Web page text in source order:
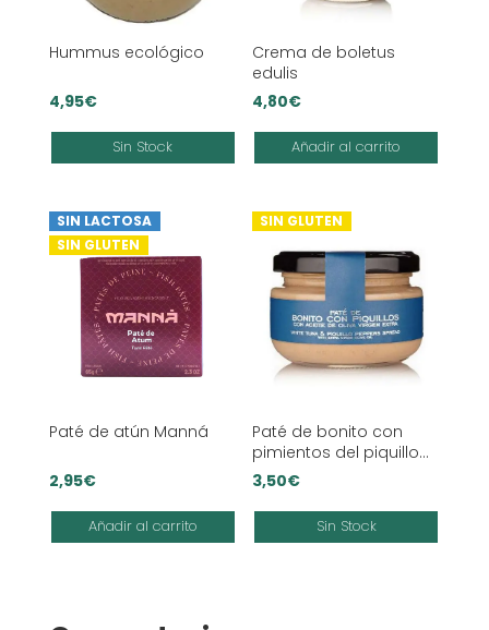
Hummus ecológico
4,95€
Sin Stock
Crema de boletus
edulis
4,80€
Añadir al carrito
SIN LACTOSA
SIN GLUTEN
Paté de atún Manná
2,95€
Añadir al carrito
SIN GLUTEN
Paté de bonito con
pimientos del piquillo
La Chinata
3,50€
Sin Stock